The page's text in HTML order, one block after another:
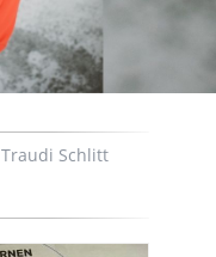
Traudi Schlitt